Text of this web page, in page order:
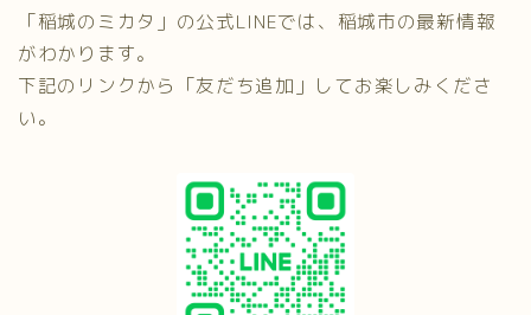
「稲城のミカタ」の公式LINEでは、稲城市の最新情報
がわかります。
下記のリンクから「友だち追加」してお楽しみくださ
い。